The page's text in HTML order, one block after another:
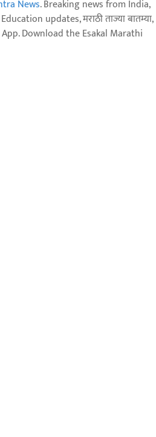
News. Breaking news from India,
updates, मराठी ताज्या बातम्या,
App. Download the Esakal Marathi